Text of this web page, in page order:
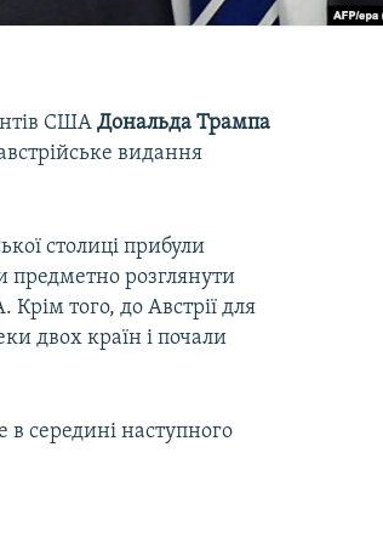
СШАДональда Трампа
видання
столиці прибули
предметно розглянути
того, до Австрії для
двох країн і почали
середині наступного